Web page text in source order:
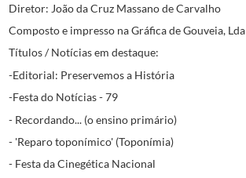
Diretor: João da Cruz Massano de Carvalho
Composto e impresso na Gráfica de Gouveia, Lda
Títulos / Notícias em destaque:
-Editorial: Preservemos a História
-Festa do Notícias - 79
- Recordando... (o ensino primário)
- 'Reparo toponímico' (Toponímia)
- Festa da Cinegética Nacional